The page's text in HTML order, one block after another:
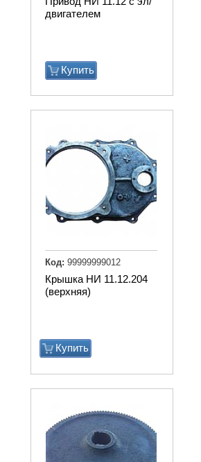
двигателем
Купить
Крышка НИ 11.12.204
(верхняя)
Купить
Код: 99999999012